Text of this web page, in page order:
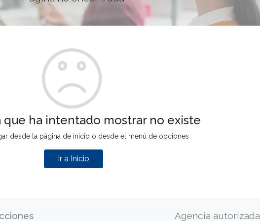
que ha intentado mostrar no existe
desde la página de inicio o desde el menú de opciones
Ir a Inicio
Agencia autorizada